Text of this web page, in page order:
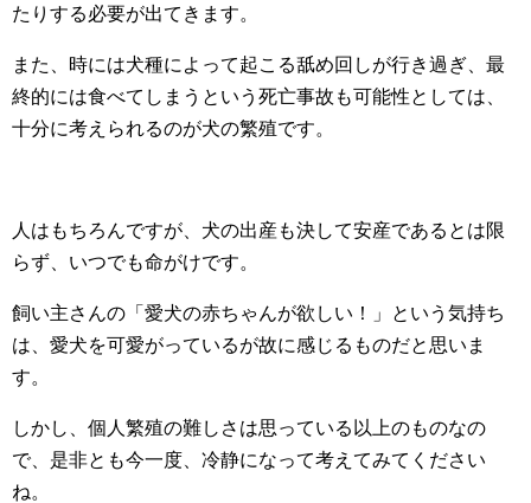
たりする必要が出てきます。
また、時には犬種によって起こる舐め回しが行き過ぎ、最
終的には食べてしまうという死亡事故も可能性としては、
十分に考えられるのが犬の繁殖です。
人はもちろんですが、犬の出産も決して安産であるとは限
らず、いつでも命がけです。
飼い主さんの「愛犬の赤ちゃんが欲しい！」という気持ち
は、愛犬を可愛がっているが故に感じるものだと思いま
す。
しかし、個人繁殖の難しさは思っている以上のものなの
で、是非とも今一度、冷静になって考えてみてください
ね。